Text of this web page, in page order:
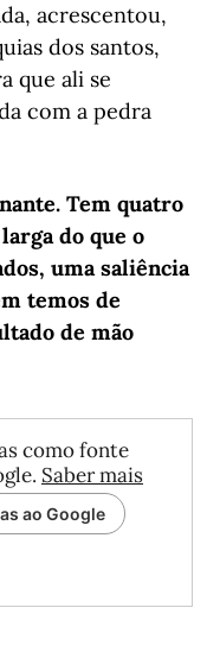
acrescentou,
dos santos,
que ali se
com a pedra
Tem quatro
do que o
uma saliência
temos de
de mão
como fonte
Saber mais
ao Google